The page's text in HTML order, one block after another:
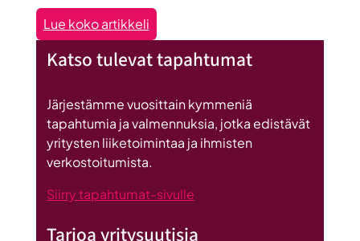
Lue koko artikkeli:
Seinäjoen
datakeskus
Britannnian
suurin
investointi
Katso tulevat tapahtumat
Järjestämme vuosittain kymmeniä
tapahtumia ja valmennuksia, jotka edistävät
yritysten liiketoimintaa ja ihmisten
verkostoitumista.
Siirry tapahtumat-sivulle
Tarjoa yritysuutisia